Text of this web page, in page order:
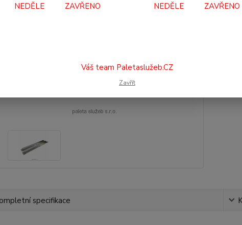
specifikace
NEDĚLE ZAVŘENO NEDĚLE ZAVŘENO
Váš team Paletaslužeb.CZ
Zavřít